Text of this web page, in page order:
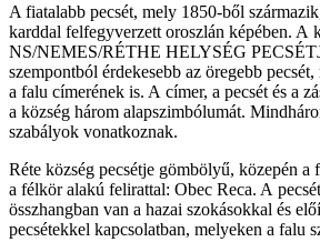
A fiatalabb pecsét, mely 1850-ből
karddal felfegyverzett oroszlán képében. A
NS/NEMES/RÉTHE HELYSÉG
szempontból érdekesebb az öregebb
a falu címerének is. A címer, a pecsét és a
a község három alapszimbólumát.
szabályok vonatkoznak.
Réte község pecsétje gömbölyű, közepén a
a félkör alakú felirattal: Obec Reca. A
összhangban van a hazai szokásokkal és
pecsétekkel kapcsolatban, melyeken a falu